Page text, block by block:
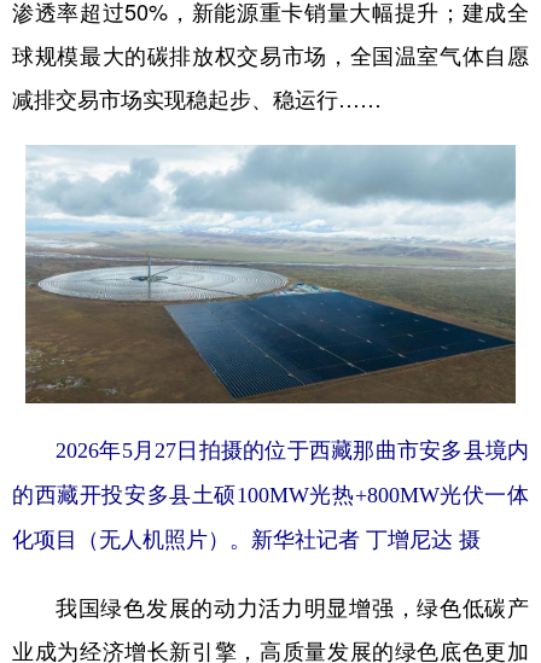
渗透率超过50%，新能源重卡销量大幅提升；建成全
球规模最大的碳排放权交易市场，全国温室气体自愿
减排交易市场实现稳起步、稳运行……
2026年5月27日拍摄的位于西藏那曲市安多县境内
的西藏开投安多县土硕100MW光热+800MW光伏一体
化项目（无人机照片）。新华社记者 丁增尼达 摄
我国绿色发展的动力活力明显增强，绿色低碳产
业成为经济增长新引擎，高质量发展的绿色底色更加